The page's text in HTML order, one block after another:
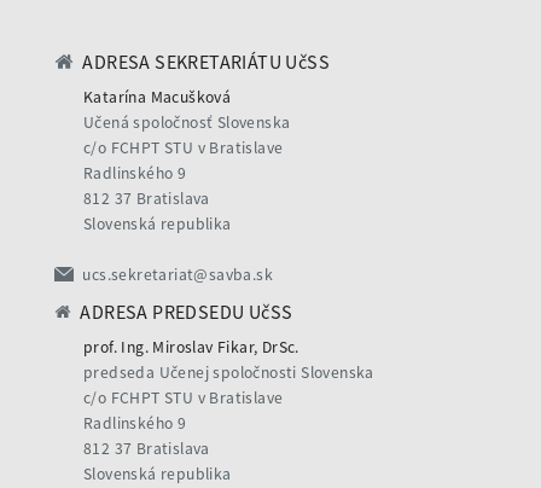
ADRESA SEKRETARIÁTU UčSS
Katarína Macušková
Učená spoločnosť Slovenska
c/o FCHPT STU v Bratislave
Radlinského 9
812 37 Bratislava
Slovenská republika
ucs.sekretariat@savba.sk
ADRESA PREDSEDU UčSS
prof. Ing. Miroslav Fikar, DrSc.
predseda Učenej spoločnosti Slovenska
c/o FCHPT STU v Bratislave
Radlinského 9
812 37 Bratislava
Slovenská republika